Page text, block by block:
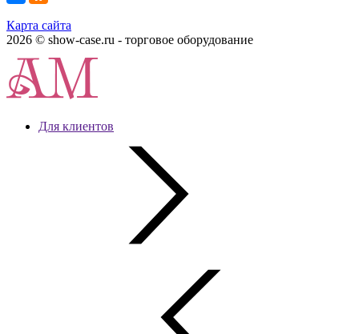
Карта сайта
2026 © show-case.ru - торговое оборудование
Для клиентов